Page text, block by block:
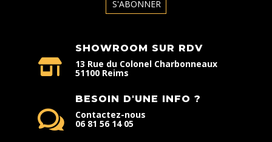
SHOWROOM SUR RDV
13 Rue du Colonel Charbonneaux
51100 Reims
BESOIN D'UNE INFO ?
Contactez-nous
06 81 56 14 05